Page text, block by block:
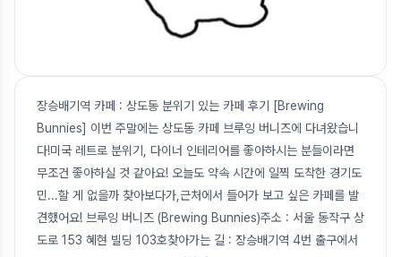
장승배기역 카페 : 상도동 분위기 있는 카페 후기 [Brewing
Bunnies] 이번 주말에는 상도동 카페 브루잉 버니즈에 다녀왔습니
다!미국 레트로 분위기, 다이너 인테리어를 좋아하시는 분들이라면
무조건 좋아하실 것 같아요! 오늘도 약속 시간에 일찍 도착한 경기도
민...할 게 없을까 찾아보다가,근처에서 들어가 보고 싶은 카페를 발
견했어요! 브루잉 버니즈 (Brewing Bunnies)주소 : 서울 동작구 상
도로 153 혜현 빌딩 103호찾아가는 길 : 장승배기역 4번 출구에서